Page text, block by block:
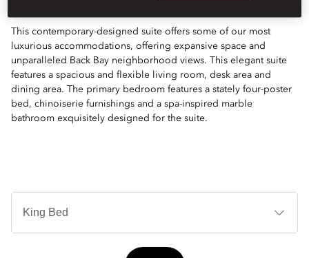
This contemporary-designed suite offers some of our most
luxurious accommodations, offering expansive space and
unparalleled Back Bay neighborhood views. This elegant suite
features a spacious and flexible living room, desk area and
dining area. The primary bedroom features a stately four-poster
bed, chinoiserie furnishings and a spa-inspired marble
bathroom exquisitely designed for the suite.
ป